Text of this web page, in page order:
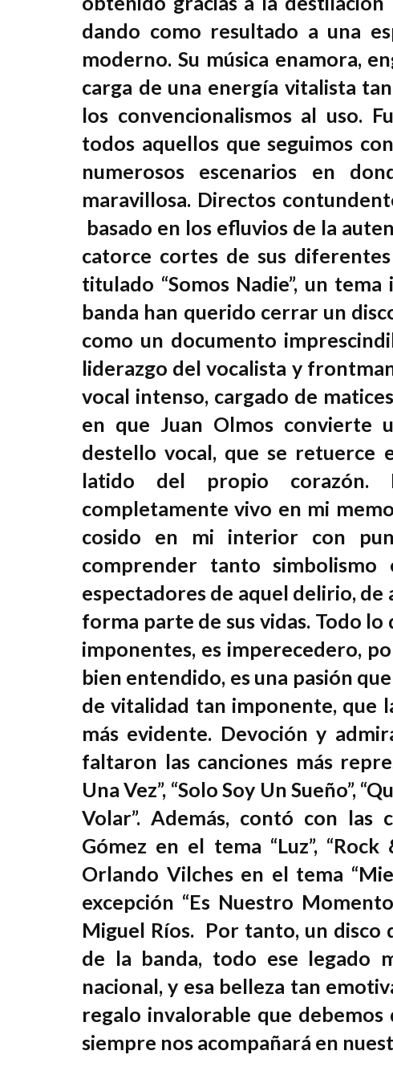
dando como resultado a una
moderno. Su música enamora,
carga de una energía vitalista
los convencionalismos al uso.
todos aquellos que seguimos
numerosos escenarios en
maravillosa. Directos
basado en los efluvios de la
catorce cortes de sus
titulado “Somos Nadie”, un
banda han querido cerrar un
como un documento
liderazgo del vocalista y
vocal intenso, cargado de
en que Juan Olmos convierte
destello vocal, que se retuerce
latido del propio corazón.
completamente vivo en mi
cosido en mi interior con
comprender tanto
espectadores de aquel delirio, de
forma parte de sus vidas. Todo lo
imponentes, es imperecedero,
bien entendido, es una pasión
de vitalidad tan imponente, que
más evidente. Devoción y
faltaron las canciones más
Una Vez”, “Solo Soy Un Sueño”,
Volar”. Además, contó con las
Gómez en el tema “Luz”,
Orlando Vilches en el tema
excepción “Es Nuestro
Miguel Ríos. Por tanto, un disco
de la banda, todo ese legado
nacional, y esa belleza tan
regalo invalorable que
siempre nos acompañará en